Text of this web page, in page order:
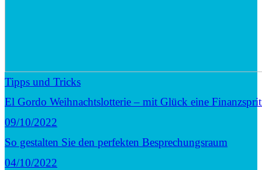
Tipps und Tricks
El Gordo Weihnachtslotterie – mit Glück eine
09/10/2022
So gestalten Sie den perfekten Besprechungsraum
04/10/2022